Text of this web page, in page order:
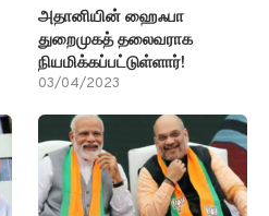
அதானியின் ஹைஃபா
துறைமுகத் தலைவராக
நியமிக்கப்பட்டுள்ளார்!
03/04/2023